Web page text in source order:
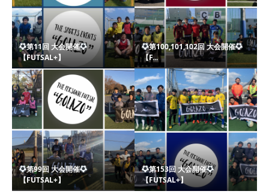
第11回 大会開催
【FUTSAL+】
第100,101,102回 大会開催
【F...
第99回 大会開催
【FUTSAL+】
第153回 大会開催
【FUTSAL+】